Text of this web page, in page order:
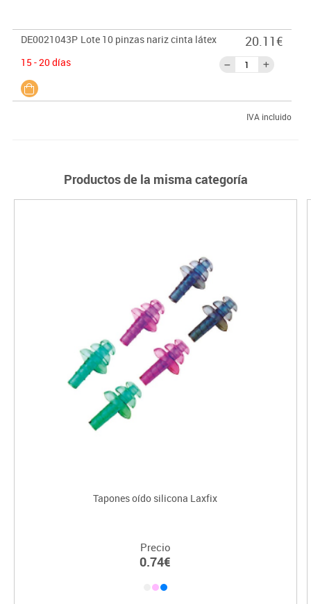
DE0021043P Lote 10 pinzas nariz cinta látex
15 - 20 días
20.11€
IVA incluido
Productos de la misma categoría
Tapones oído silicona Laxfix
Precio
0.74€